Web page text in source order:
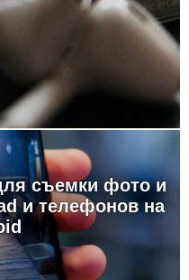
съемки фото и
и телефонов на